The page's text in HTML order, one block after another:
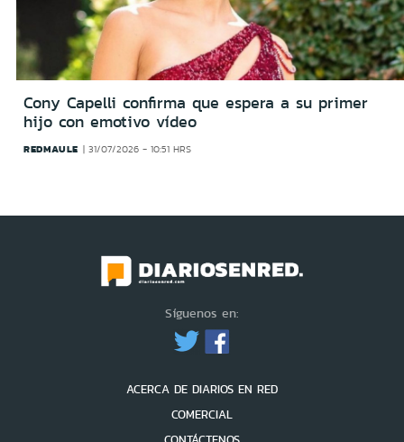
Cony Capelli confirma que espera a su primer
hijo con emotivo vídeo
REDMAULE 31/07/2026 - 10:51 HRS
Síguenos en:
ACERCA DE DIARIOS EN RED
COMERCIAL